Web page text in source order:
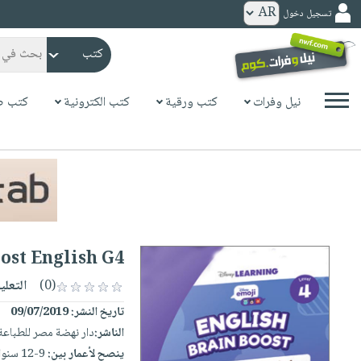
كتب
ورقية
المواضيع
عروض
خاصة
صفحات
مشوقة
الكترونية
حديثاً
الأكثر
مبيعاً
كتب
مجانية
الرئيسية
masmu3
بلا
حدود
أطفال
وناشئة
الصفحة وسائل
تسجيل دخول
نيل وفرات كتب ورقية كتب الكترونية كتب
English G4
(0)
تاريخ النشر:09/07/2019
الناشر:دار نهضة مصر
ينصح لأعمار بين:9-12 سنوات